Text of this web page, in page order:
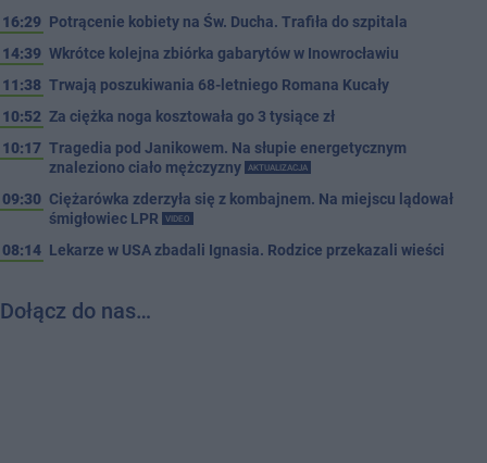
16:29 Potrącenie kobiety na Św. Ducha. Trafiła do szpitala
14:39 Wkrótce kolejna zbiórka gabarytów w Inowrocławiu
11:38 Trwają poszukiwania 68-letniego Romana Kucały
10:52 Za ciężka noga kosztowała go 3 tysiące zł
10:17 Tragedia pod Janikowem. Na słupie energetycznym
znaleziono ciało mężczyzny
AKTUALIZACJA
09:30 Ciężarówka zderzyła się z kombajnem. Na miejscu lądował
śmigłowiec LPR
VIDEO
08:14 Lekarze w USA zbadali Ignasia. Rodzice przekazali wieści
Dołącz do nas…